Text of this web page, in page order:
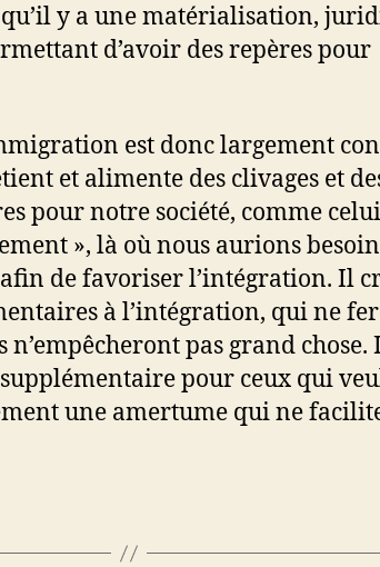
y a une matérialisation,
d’avoir des repères pour
est donc largement
et alimente des clivages et
pour notre société, comme
», là où nous aurions
de favoriser l’intégration. Il
à l’intégration, qui ne
n’empêcheront pas grand chose.
pour ceux qui
une amertume qui ne